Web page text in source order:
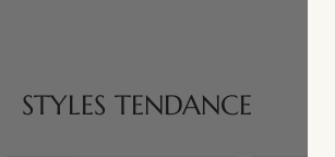
STYLES TENDANCE